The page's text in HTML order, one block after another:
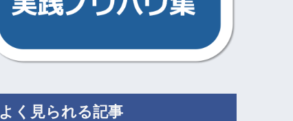
よく見られる記事